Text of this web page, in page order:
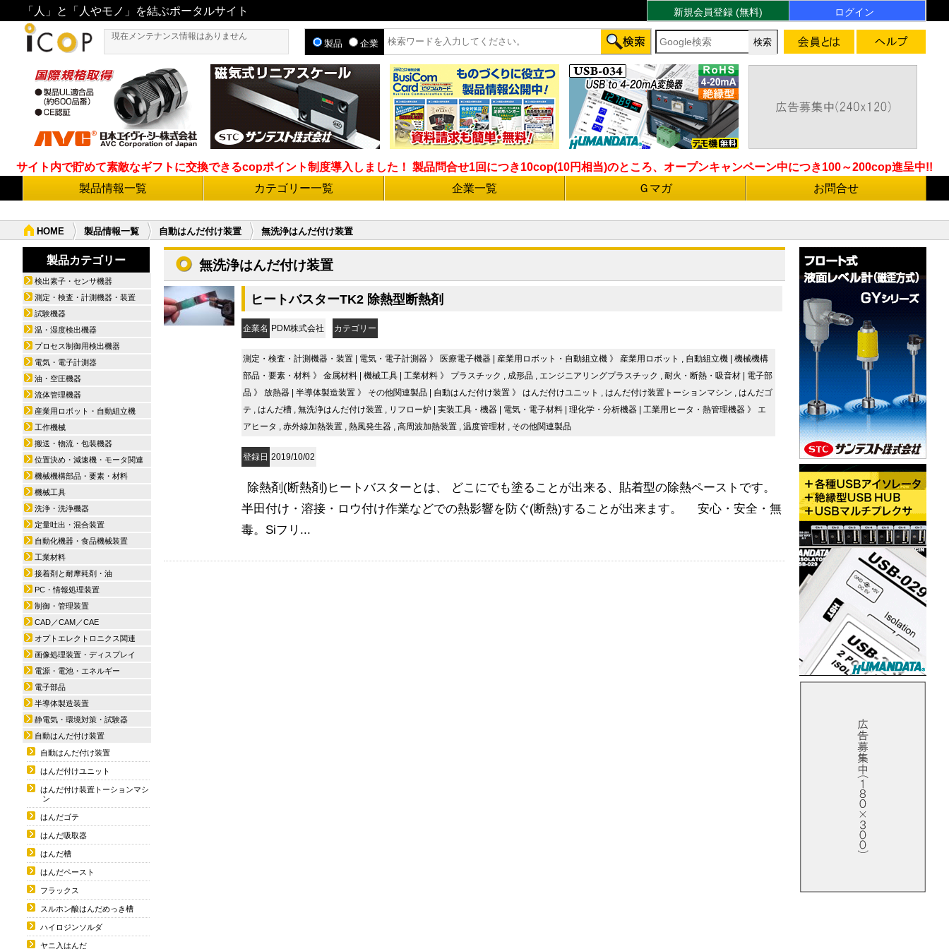
「人」と「人やモノ」を結ぶポータルサイト ログイン
新規会員登録 (無料)
現在メンテナンス情報はありません
製品 企業
サイト内で貯めて素敵なギフトに交換できるcopポイント制度導入しました！ 製品問合せ1回につき10cop(10円相当)のところ、オープンキャンペーン中につき100～200cop進呈中!!
製品情報一覧
カテゴリー一覧 企業一覧 Ｇマガ お問合せ
HOME 製品情報一覧 自動はんだ付け装置 無洗浄はんだ付け装置
無洗浄はんだ付け装置
ヒートバスターTK2 除熱型断熱剤
企業名 PDM株式会社 カテゴリー
測定・検査・計測機器・装置 | 電気・電子計測器 》 医療電子機器 | 産業用ロボット・自動組立機 》 産業用ロボット 自動組立機 | 機械機構
部品・要素・材料 》 金属材料 | 機械工具 | 工業材料 》 プラスチック 成形品 エンジニアリングプラスチック 耐火・断熱・吸音材 | 電子部
品 》 放熱器 | 半導体製造装置 》 その他関連製品 | 自動はんだ付け装置 》 はんだ付けユニット はんだ付け装置トーションマシン
はんだゴ
テ
はんだ槽 無洗浄はんだ付け装置 リフロー炉 | 実装工具・機器 | 電気・電子材料 | 理化学・分析機器 | 工業用ヒータ・熱管理機器 》 エ
アヒータ
赤外線加熱装置 熱風発生器 高周波加熱装置 温度管理材 その他関連製品
登録日 2019/10/02
除熱剤(断熱剤)ヒートバスターとは、 どこにでも塗ることが出来る、貼着型の除熱ペーストです。
半田付け・溶接・ロウ付け作業などでの熱影響を防ぐ(断熱)することが出来ます。 安心・安全・無
毒。Siフリ...
製品カテゴリー
検出素子・センサ機器
測定・検査・計測機器・装置
試験機器
温・湿度検出機器
プロセス制御用検出機器
電気・電子計測器
油・空圧機器
流体管理機器
産業用ロボット・自動組立機
工作機械
搬送・物流・包装機器
位置決め・減速機・モータ関連
機械機構部品・要素・材料
機械工具
洗浄・洗浄機器
定量吐出・混合装置
自動化機器・食品機械装置
工業材料
接着剤と耐摩耗剤・油
PC・情報処理装置
制御・管理装置
CAD／CAM／CAE
オプトエレクトロニクス関連
画像処理装置・ディスプレイ
電源・電池・エネルギー
電子部品
半導体製造装置
静電気・環境対策・試験器
自動はんだ付け装置
自動はんだ付け装置
はんだ付けユニット
はんだ付け装置トーションマシ
ン
はんだゴテ
はんだ吸取器
はんだ槽
はんだペースト
フラックス
スルホン酸はんだめっき槽
ハイロジンソルダ
ヤニ入はんだ